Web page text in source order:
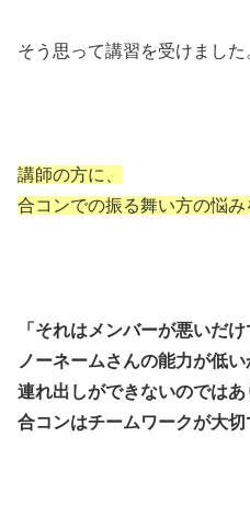
そう思って講習を受けました
講師の方に、
合コンでの振る舞い方の悩み
「それはメンバーが悪いだけ
ノーネームさんの能力が低い
連れ出しができないのではあ
合コンはチームワークが大切